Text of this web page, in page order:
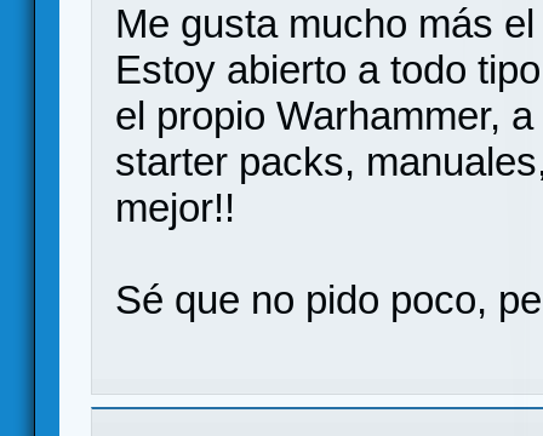
Me gusta mucho más
Estoy abierto a todo
el propio Warhammer,
starter packs,
mejor!!
Sé que no pido poco,